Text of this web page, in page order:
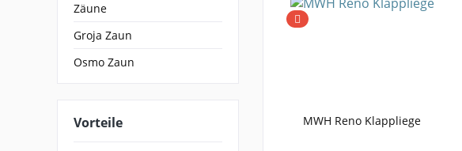
Zäune
Groja Zaun
Osmo Zaun
Vorteile MWH Reno Klappliege